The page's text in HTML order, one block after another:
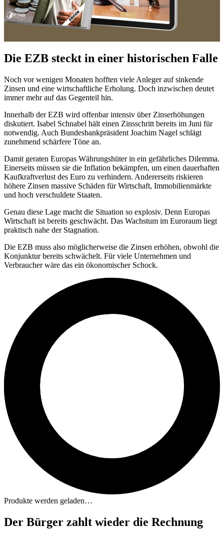
Die EZB steckt in einer historischen Falle
Noch vor wenigen Monaten hofften viele Anleger auf sinkende
Zinsen und eine wirtschaftliche Erholung. Doch inzwischen deutet
immer mehr auf das Gegenteil hin.
Innerhalb der EZB wird offenbar intensiv über Zinserhöhungen
diskutiert. Isabel Schnabel hält einen Zinsschritt bereits im Juni für
notwendig. Auch Bundesbankpräsident Joachim Nagel schlägt
zunehmend schärfere Töne an.
Damit geraten Europas Währungshüter in ein gefährliches Dilemma.
Einerseits müssen sie die Inflation bekämpfen, um einen dauerhaften
Kaufkraftverlust des Euro zu verhindern. Andererseits riskieren
höhere Zinsen massive Schäden für Wirtschaft, Immobilienmärkte
und hoch verschuldete Staaten.
Genau diese Lage macht die Situation so explosiv. Denn Europas
Wirtschaft ist bereits geschwächt. Das Wachstum im Euroraum liegt
praktisch nahe der Stagnation.
Die EZB muss also möglicherweise die Zinsen erhöhen, obwohl die
Konjunktur bereits schwächelt. Für viele Unternehmen und
Verbraucher wäre das ein ökonomischer Schock.
Produkte werden geladen…
Der Bürger zahlt wieder die Rechnung